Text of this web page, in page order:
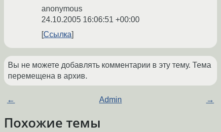
anonymous
24.10.2005 16:06:51 +00:00
Ссылка
Вы не можете добавлять комментарии в эту тему. Тема
перемещена в архив.
← Admin →
Похожие темы